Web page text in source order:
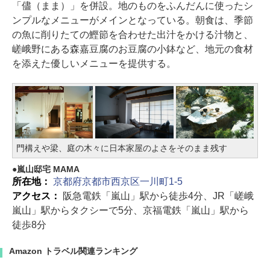
「儘（まま）」を併設。地のものをふんだんに使ったシ
ンプルなメニューがメインとなっている。朝食は、季節
の魚に削りたての鰹節を合わせた出汁をかける汁物と、
嵯峨野にある森嘉豆腐のお豆腐の小鉢など、地元の食材
を添えた優しいメニューを提供する。
門構えや梁、庭の木々に日本家屋のよさをそのまま残す
嵐山邸宅 MAMA
所在地： 京都府京都市西京区一川町1-5
アクセス：
阪急電鉄「嵐山」駅から徒歩4分、JR「嵯峨
嵐山」駅からタクシーで5分、京福電鉄「嵐山」駅から
徒歩8分
Amazon トラベル関連ランキング